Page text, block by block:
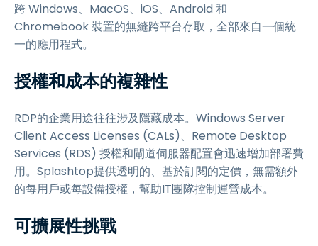
跨 Windows、MacOS、iOS、Android 和
Chromebook 裝置的無縫跨平台存取，全部來自一個統
一的應用程式。
授權和成本的複雜性
RDP的企業用途往往涉及隱藏成本。Windows Server
Client Access Licenses (CALs)、Remote Desktop
Services (RDS) 授權和閘道伺服器配置會迅速增加部署費
用。Splashtop提供透明的、基於訂閱的定價，無需額外
的每用戶或每設備授權，幫助IT團隊控制運營成本。
可擴展性挑戰